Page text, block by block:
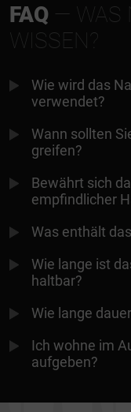
FAQ — WAS
WISSEN?
Wie wird das
verwendet?
Wann sollten
greifen?
Bewährt sich
empfindlicher
Was enthält
Wie lange ist
haltbar?
Wie lange
Ich wohne im
aufgeben?